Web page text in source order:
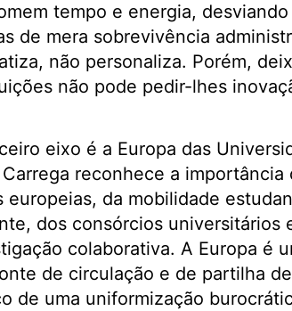
tempo e energia,
de mera sobrevivência
não personaliza. Porém,
não pode pedir-lhes
eixo é a Europa das
reconhece a importância
europeias, da mobilidade
dos consórcios universitários
colaborativa. A Europa é
de circulação e de partilha
de uma uniformização